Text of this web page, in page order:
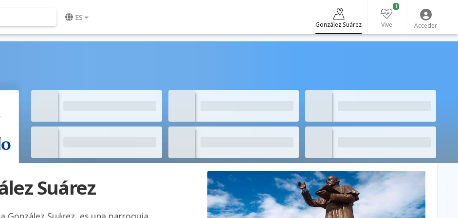
ES
González Suárez Vive
1
Acceder
Suárez